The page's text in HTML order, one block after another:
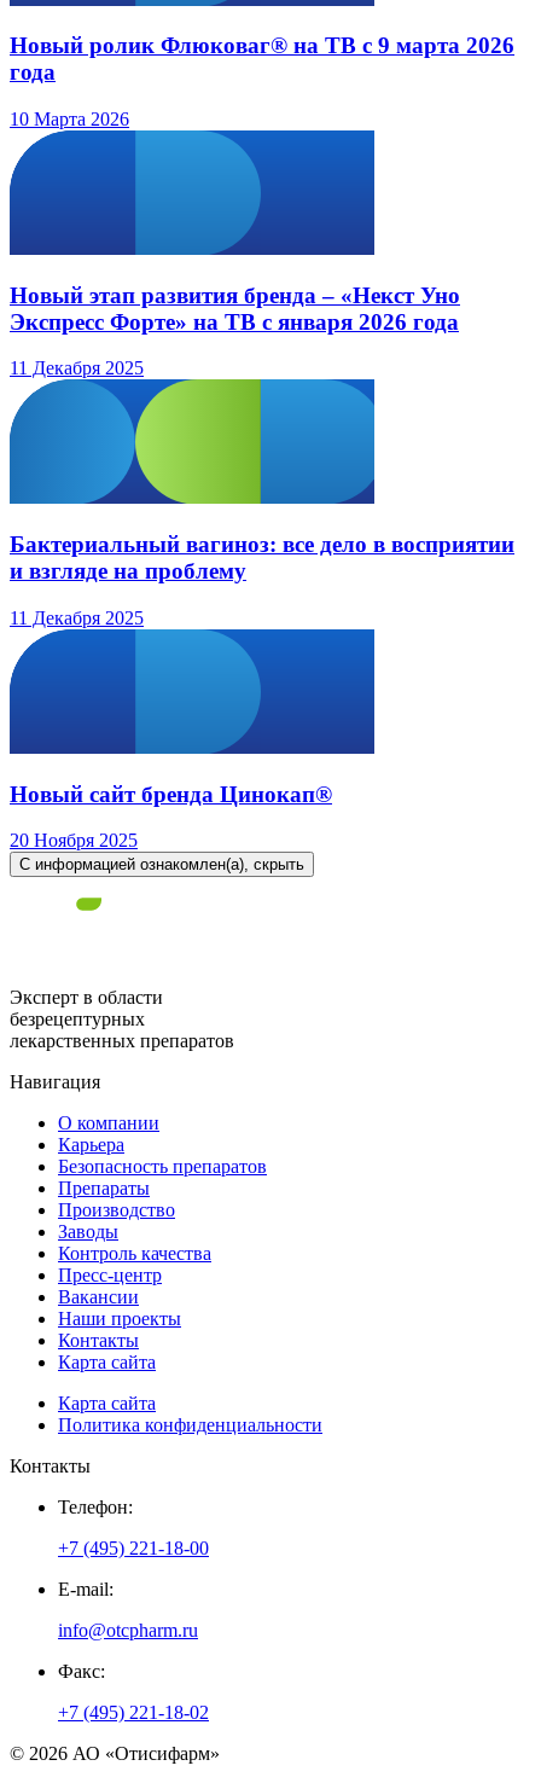
Новый ролик Флюковаг® на ТВ с 9 марта 2026
года
10 Марта 2026
Новый этап развития бренда – «Некст Уно
Экспресс Форте» на ТВ с января 2026 года
11 Декабря 2025
Бактериальный вагиноз: все дело в восприятии
и взгляде на проблему
11 Декабря 2025
Новый сайт бренда Цинокап®
20 Ноября 2025
С информацией ознакомлен(а), скрыть
Эксперт в области
безрецептурных
лекарственных препаратов
Навигация
О компании
Карьера
Безопасность препаратов
Препараты
Производство
Заводы
Контроль качества
Пресс-центр
Вакансии
Наши проекты
Контакты
Карта сайта
Карта сайта
Политика конфиденциальности
Контакты
Телефон:
+7 (495) 221-18-00
E-mail:
info@otcpharm.ru
Факс:
+7 (495) 221-18-02
© 2026 АО «Отисифарм»